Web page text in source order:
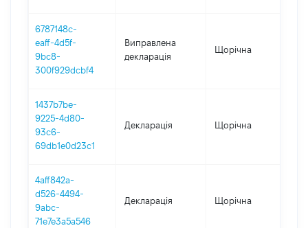
6787148c-
eaff-4d5f-
9bc8-
300f929dcbf4
Виправлена
декларація
Щорічна
1437b7be-
9225-4d80-
93c6-
69db1e0d23c1
Декларація Щорічна
4aff842a-
d526-4494-
9abc-
71e7e3a5a546
Декларація Щорічна